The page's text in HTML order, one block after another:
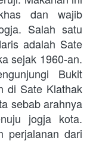
dan wajib
Salah satu
adalah Sate
sejak 1960-an.
Bukit
di Sate Klathak
sebab arahnya
jogja kota.
perjalanan dari